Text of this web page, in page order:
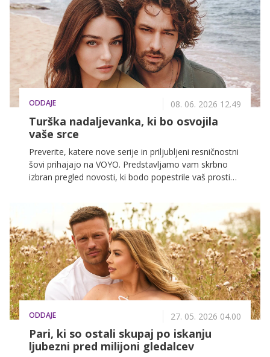
ODDAJE 08. 06. 2026 12.49
Turška nadaljevanka, ki bo osvojila
vaše srce
Preverite, katere nove serije in priljubljeni resničnostni
šovi prihajajo na VOYO. Predstavljamo vam skrbno
izbran pregled novosti, ki bodo popestrile vaš prosti
ODDAJE 27. 05. 2026 04.00
Pari, ki so ostali skupaj po iskanju
ljubezni pred milijoni gledalcev